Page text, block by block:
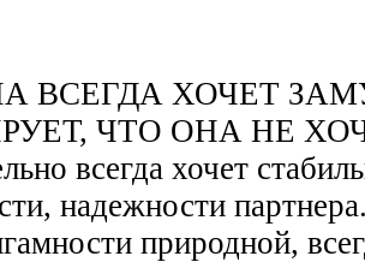
ВСЕГДА ХОЧЕТ
ЧТО ОНА НЕ
всегда хочет
надежности
природной,